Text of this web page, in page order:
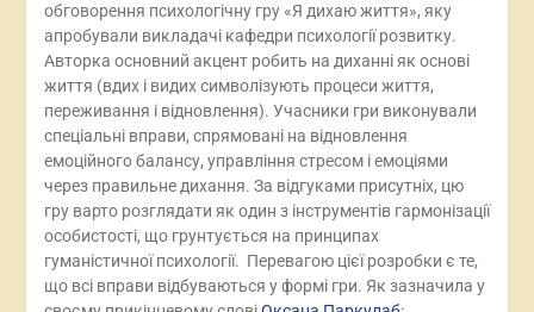
обговорення психологічну гру «Я дихаю життя», яку
апробували викладачі кафедри психології розвитку.
Авторка основний акцент робить на диханні як основі
життя (вдих і видих символізують процеси життя,
переживання і відновлення). Учасники гри виконували
спеціальні вправи, спрямовані на відновлення
емоційного балансу, управління стресом і емоціями
через правильне дихання. За відгуками присутніх, цю
гру варто розглядати як один з інструментів гармонізації
особистості, що грунтується на принципах
гуманістичної психології. Перевагою цієї розробки є те,
що всі вправи відбуваються у формі гри. Як зазначила у